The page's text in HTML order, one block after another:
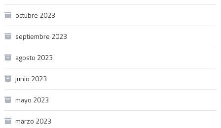
octubre 2023
septiembre 2023
agosto 2023
junio 2023
mayo 2023
marzo 2023